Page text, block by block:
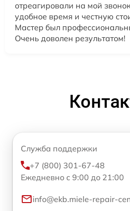
отреагировали на мой
удобное время и честную
Мастер был
Очень доволен результатом!
Служба поддержки
+7 (800) 301-67-48
Ежедневно с 9:00 до 21:00
info@ekb.miele-repair-